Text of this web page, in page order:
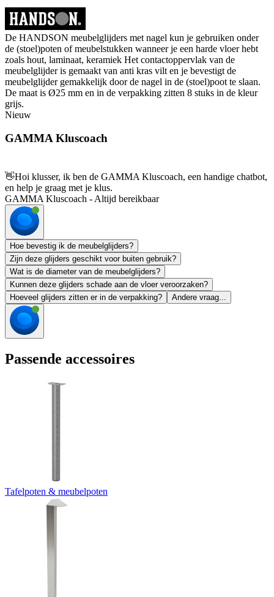
De HANDSON meubelglijders met nagel kun je gebruiken onder
de (stoel)poten of meubelstukken wanneer je een harde vloer hebt
zoals hout, laminaat, keramiek Het contactoppervlak van de
meubelglijder is gemaakt van anti kras vilt en je bevestigt de
meubelglijder gemakkelijk door de nagel in de (stoel)poot te slaan.
De maat is Ø25 mm en in de verpakking zitten 8 stuks in de kleur
grijs.
Nieuw
GAMMA Kluscoach
👋Hoi klusser, ik ben de GAMMA Kluscoach, een handige chatbot,
en help je graag met je klus.
GAMMA Kluscoach - Altijd bereikbaar
Hoe bevestig ik de meubelglijders?
Zijn deze glijders geschikt voor buiten gebruik?
Wat is de diameter van de meubelglijders?
Kunnen deze glijders schade aan de vloer veroorzaken?
Hoeveel glijders zitten er in de verpakking?
Andere vraag...
Passende accessoires
Tafelpoten & meubelpoten